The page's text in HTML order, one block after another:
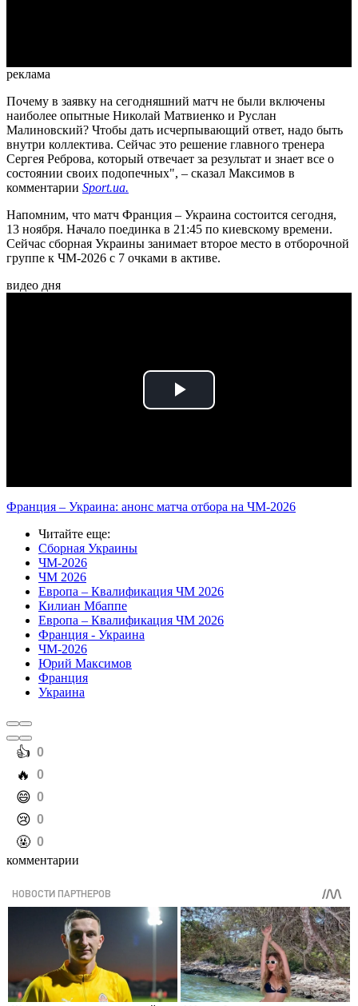
реклама
Почему в заявку на сегодняшний матч не были включены
наиболее опытные Николай Матвиенко и Руслан
Малиновский? Чтобы дать исчерпывающий ответ, надо быть
внутри коллектива. Сейчас это решение главного тренера
Сергея Реброва, который отвечает за результат и знает все о
состоянии своих подопечных", – сказал Максимов в
комментарии Sport.ua.
Напомним, что матч Франция – Украина состоится сегодня,
13 ноября. Начало поединка в 21:45 по киевскому времени.
Сейчас сборная Украины занимает второе место в отборочной
группе к ЧМ-2026 с 7 очками в активе.
видео дня
Play
Франция – Украина: анонс матча отбора на ЧМ-2026
Читайте еще:
Сборная Украины
ЧМ-2026
ЧМ 2026
Европа – Квалификация ЧМ 2026
Килиан Мбаппе
Европа – Квалификация ЧМ 2026
Франция - Украина
ЧМ-2026
Юрий Максимов
Франция
Украина
️👍 0
️🔥 0
️😄 0
️😢 0
️🤬 0
комментарии